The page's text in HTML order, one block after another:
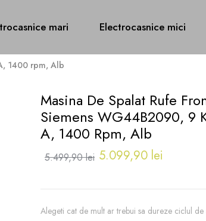
mari Electrocasnice mici
1400 rpm, Alb
Masina De Spalat Rufe
Siemens WG44B2090, 9
A, 1400 Rpm, Alb
5.499,90 lei 5.099,90 lei
Alegeti cat de mult ar trebui sa dureze ciclul de